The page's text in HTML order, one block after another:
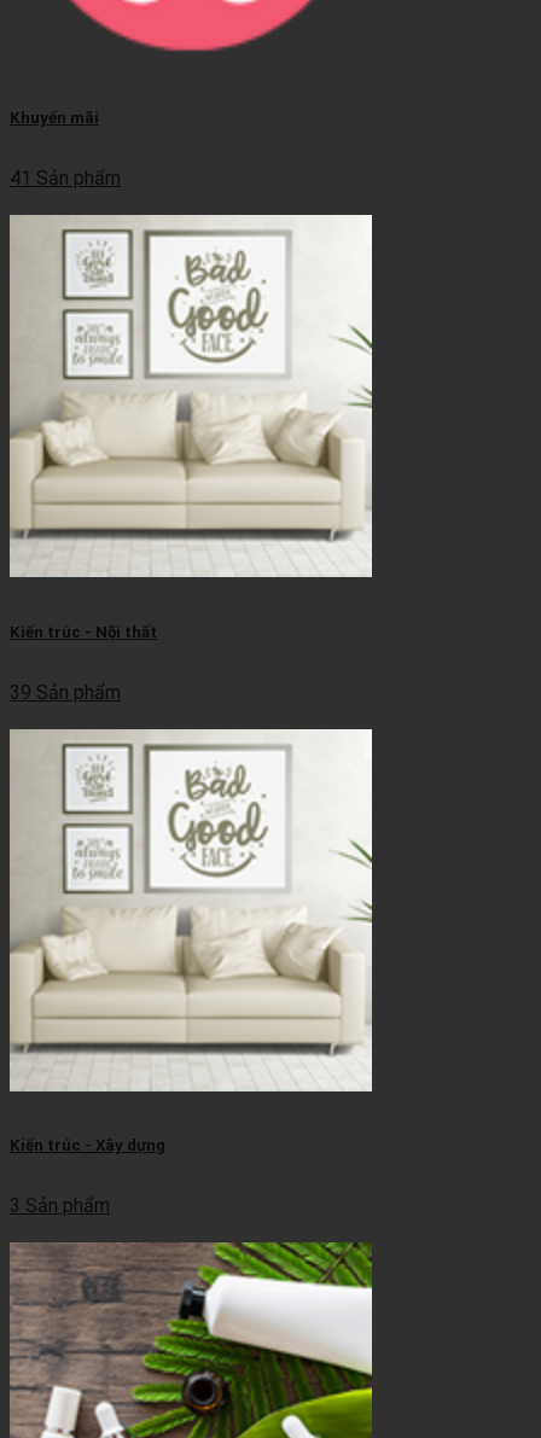
Khuyến mãi
41 Sản phẩm
Kiến trúc - Nội thất
39 Sản phẩm
Kiến trúc - Xây dựng
3 Sản phẩm